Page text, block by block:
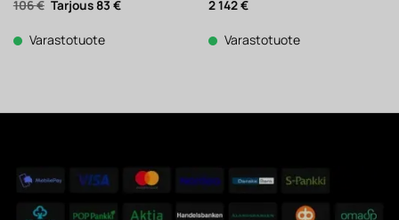
106€ Alkuperäinen
hinta
106 €.
83 €Nykyinen
Varastotuote
2 142€
Varastotuote